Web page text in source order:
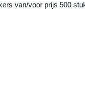
van/voor prijs 500